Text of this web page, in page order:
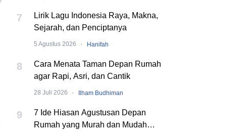
7
Lirik Lagu Indonesia Raya, Makna,
Sejarah, dan Penciptanya
5 Agustus 2026 · Hanifah
8
Cara Menata Taman Depan Rumah
agar Rapi, Asri, dan Cantik
28 Juli 2026 · Ilham Budhiman
9
7 Ide Hiasan Agustusan Depan
Rumah yang Murah dan Mudah